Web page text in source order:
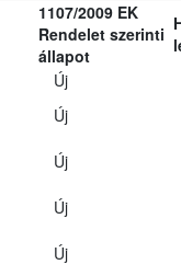
1107/2009 EK
Rendelet szerinti
állapot
Új
Új
Új
Új
Új